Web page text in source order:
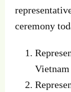
ceremony